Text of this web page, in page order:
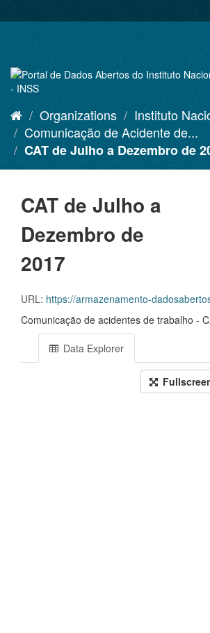
to
Organizations
Instituto
Comunicação de Acidente de...
CAT de Julho a Dezembro de
CAT de Julho a
Dezembro de
2017
URL: https://armazenamento-dadosabertos.s3.sa-east-1.amazonaws.com/PDA_2023_2025/Grupos_de_dados/
Comunicação de acidentes de trabalho -
Data Explorer